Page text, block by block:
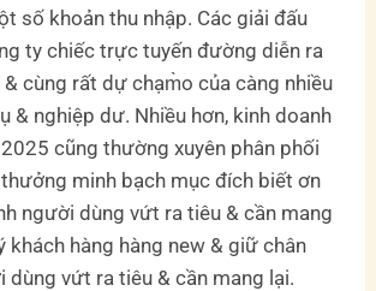
số khoản thu nhập. Các giải đấu
ty chiếc trực tuyến đường diễn ra
cùng rất dự chạm̀o của càng nhiều
& nghiệp dư. Nhiều hơn, kinh doanh
cũng thường xuyên phân phối
minh bạch mục đích biết ơn
người dùng vứt ra tiêu & cần mang
khách hàng hàng new & giữ chân
dùng vứt ra tiêu & cần mang lại.